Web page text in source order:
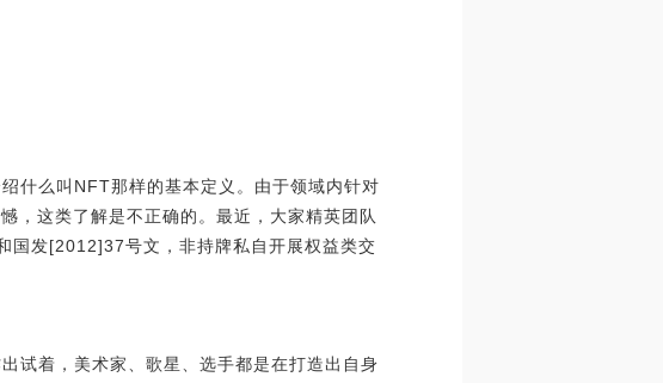
什么叫NFT那样的基本定义。由于领域内针对
，这类了解是不正确的。最近，大家精英团队
国发[2012]37号文，非持牌私自开展权益类交
试着，美术家、歌星、选手都是在打造出自身